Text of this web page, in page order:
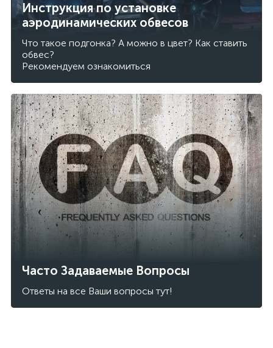
Инструкция по установке
аэродинамических обвесов
Что такое подгонка? А можно в цвет? Как ставить
обвес?
Рекомендуем ознакомиться
Часто Задаваемые Вопросы
Ответы на все Ваши вопросы тут!